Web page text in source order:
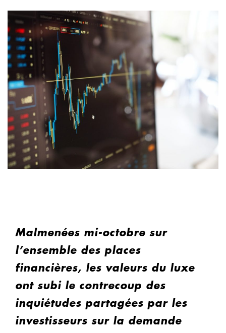
Malmenées mi-octobre sur
l’ensemble des places
financières, les valeurs du luxe
ont subi le contrecoup des
inquiétudes partagées par les
investisseurs sur la demande